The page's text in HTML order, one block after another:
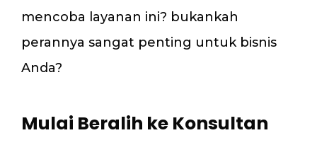
mencoba layanan ini? bukankah
perannya sangat penting untuk bisnis
Anda?
Mulai Beralih ke Konsultan